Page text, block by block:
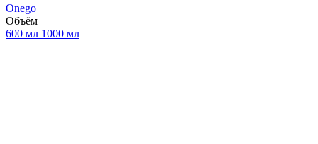
Onego
Объём
600 мл 1000 мл